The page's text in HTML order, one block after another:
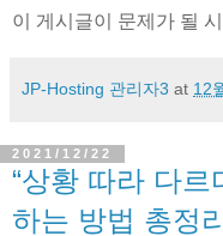
이 게시글이 문제가 될
JP-Hosting 관리자3 at 12
2021/12/22
“상황 따라 다르
하는 방법 총정리